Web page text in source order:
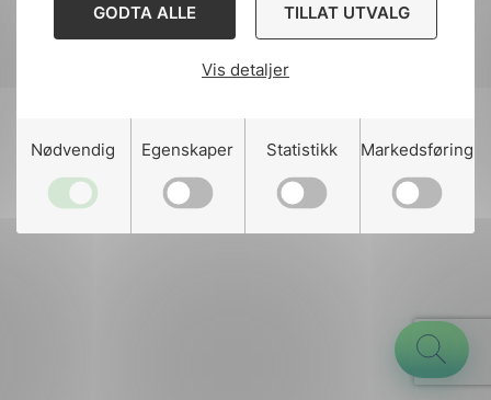
GODTA ALLE TILLAT UTVALG
Vis detaljer
Nødvendig Egenskaper Statistikk Markedsføring